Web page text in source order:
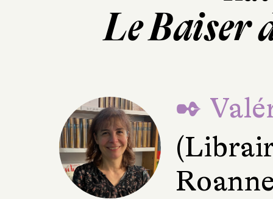
Le Baiser
✒